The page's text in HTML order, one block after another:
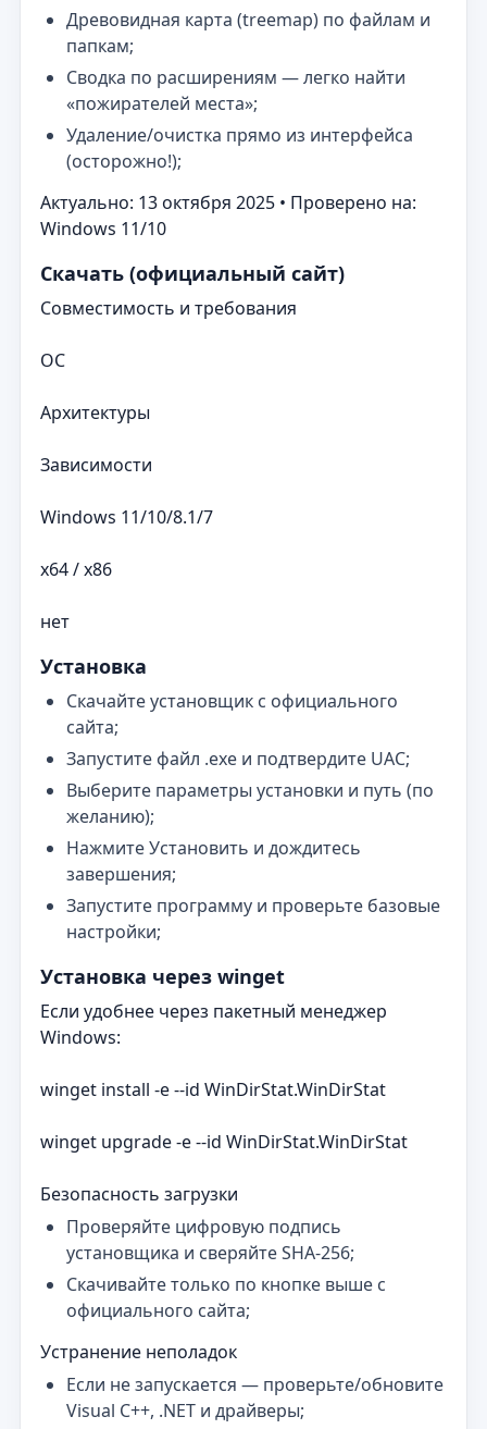
Древовидная карта (treemap) по файлам и
папкам;
Сводка по расширениям — легко найти
«пожирателей места»;
Удаление/очистка прямо из интерфейса
(осторожно!);
Актуально: 13 октября 2025 • Проверено на:
Windows 11/10
Скачать (официальный сайт)
Совместимость и требования
ОС
Архитектуры
Зависимости
Windows 11/10/8.1/7
x64 / x86
нет
Установка
Скачайте установщик с официального
сайта;
Запустите файл .exe и подтвердите UAC;
Выберите параметры установки и путь (по
желанию);
Нажмите Установить и дождитесь
завершения;
Запустите программу и проверьте базовые
настройки;
Установка через winget
Если удобнее через пакетный менеджер
Windows:
winget install -e --id WinDirStat.WinDirStat
winget upgrade -e --id WinDirStat.WinDirStat
Безопасность загрузки
Проверяйте цифровую подпись
установщика и сверяйте SHA‑256;
Скачивайте только по кнопке выше с
официального сайта;
Устранение неполадок
Если не запускается — проверьте/обновите
Visual C++, .NET и драйверы;